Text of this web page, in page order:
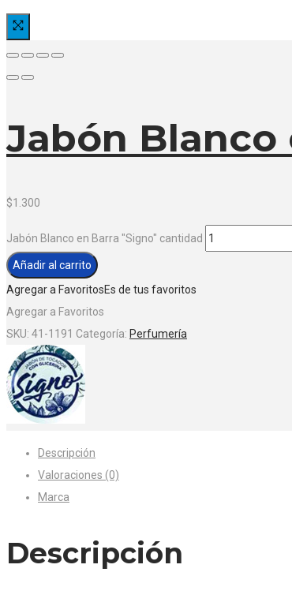
Jabón Blanco
$1.300
Jabón Blanco en Barra "Signo" cantidad
Añadir al carrito
Agregar a FavoritosEs de tus favoritos
Agregar a Favoritos
SKU: 41-1191 Categoría: Perfumería
Descripción
Valoraciones (0)
Marca
Descripción